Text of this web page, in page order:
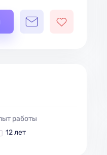
работы
12 лет